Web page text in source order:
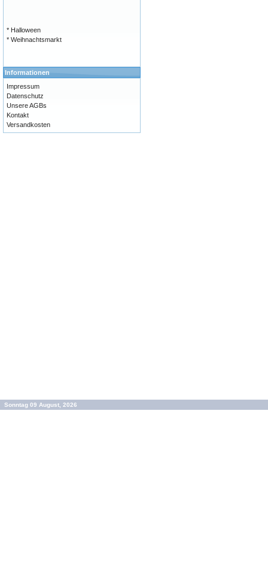
* Halloween
* Weihnachtsmarkt
Informationen
Impressum
Datenschutz
Unsere AGBs
Kontakt
Versandkosten
Sonntag 09 August, 2026